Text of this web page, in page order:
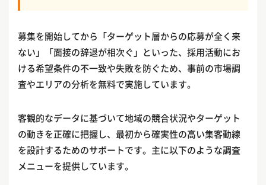
募集を開始してから「ターゲット層からの応募が全く来
ない」「面接の辞退が相次ぐ」といった、採用活動にお
ける希望条件の不一致や失敗を防ぐため、事前の市場調
査やエリアの分析を無料で実施しています。
客観的なデータに基づいて地域の競合状況やターゲット
の動きを正確に把握し、最初から確実性の高い集客動線
を設計するためのサポートです。主に以下のような調査
メニューを提供しています。